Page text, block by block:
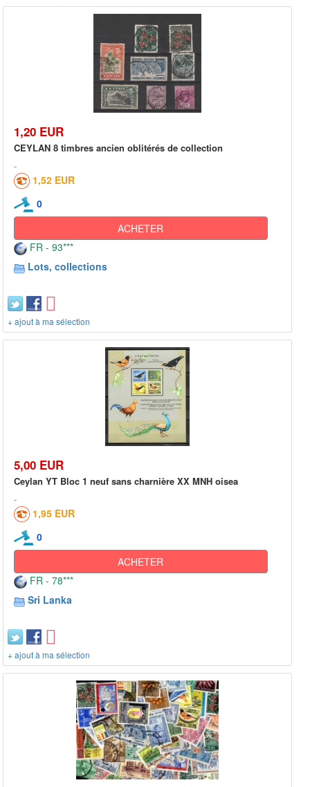
1,20 EUR
CEYLAN 8 timbres ancien oblitérés de collection
1,52 EUR
0
ACHETER
FR - 93***
Lots, collections
+ ajout à ma sélection
5,00 EUR
Ceylan YT Bloc 1 neuf sans charnière XX MNH oisea
1,95 EUR
0
ACHETER
FR - 78***
Sri Lanka
+ ajout à ma sélection